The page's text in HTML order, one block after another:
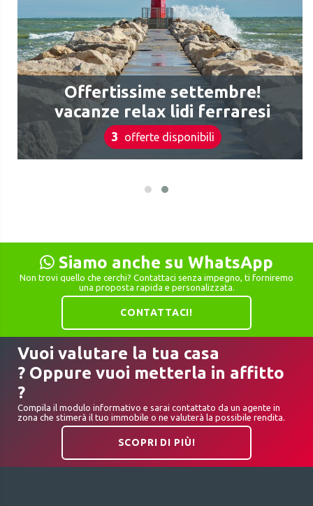
Offertissime settembre!
vacanze relax lidi ferraresi
3 offerte disponibili
Siamo anche su WhatsApp
Non trovi quello che cerchi? Contattaci senza impegno, ti forniremo
una proposta rapida e personalizzata.
CONTATTACI!
Vuoi valutare la tua casa
? Oppure vuoi metterla in affitto
?
Compila il modulo informativo e sarai contattato da un agente in
zona che stimerà il tuo immobile o ne valuterà la possibile rendita.
SCOPRI DI PIÙ!